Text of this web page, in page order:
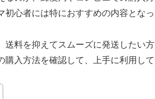
心者には特におすすめの内容となっ
送料を抑えてスムーズに発送したい
入方法を確認して、上手に利用して